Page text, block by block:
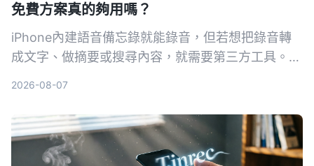
免費方案真的夠用嗎？
iPhone內建語音備忘錄就能錄音，但若想把錄音轉
成文字、做摘要或搜尋內容，就需要第三方工具。本
2026-08-07